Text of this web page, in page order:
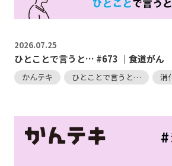
2026.07.25
ひとことで言うと… #673 ｜食道がん
かんテキ ひとことで言うと… 消